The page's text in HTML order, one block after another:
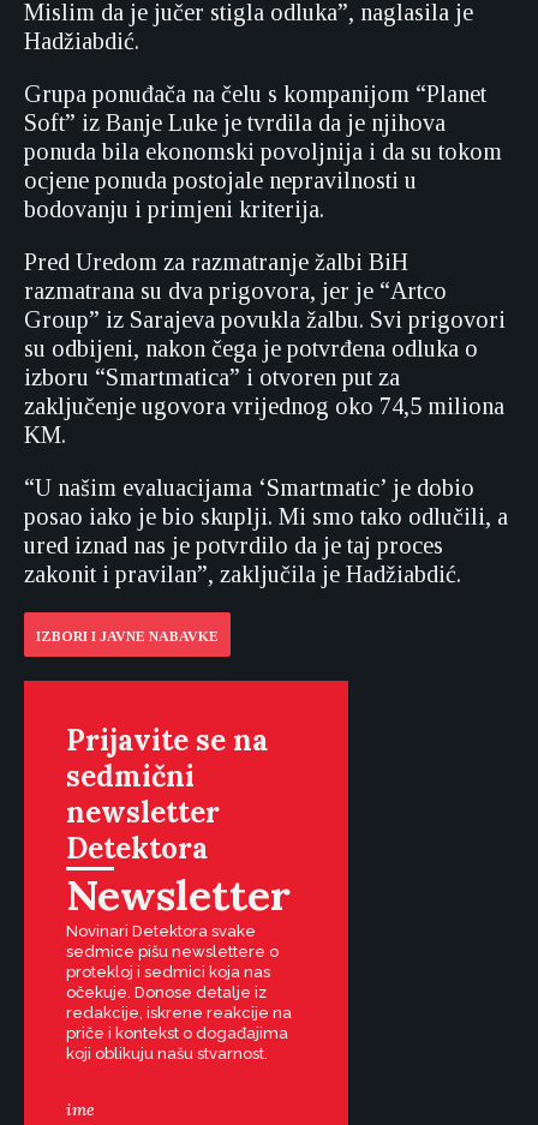
Mislim da je jučer stigla odluka”, naglasila je
Hadžiabdić.
Grupa ponuđača na čelu s kompanijom “Planet
Soft” iz Banje Luke je tvrdila da je njihova
ponuda bila ekonomski povoljnija i da su tokom
ocjene ponuda postojale nepravilnosti u
bodovanju i primjeni kriterija.
Pred Uredom za razmatranje žalbi BiH
razmatrana su dva prigovora, jer je “Artco
Group” iz Sarajeva povukla žalbu. Svi prigovori
su odbijeni, nakon čega je potvrđena odluka o
izboru “Smartmatica” i otvoren put za
zaključenje ugovora vrijednog oko 74,5 miliona
KM.
“U našim evaluacijama ‘Smartmatic’ je dobio
posao iako je bio skuplji. Mi smo tako odlučili, a
ured iznad nas je potvrdilo da je taj proces
zakonit i pravilan”, zaključila je Hadžiabdić.
IZBORI I JAVNE NABAVKE
Prijavite se na
sedmični
newsletter
Detektora
Newsletter
Novinari Detektora svake
sedmice pišu newslettere o
protekloj i sedmici koja nas
očekuje. Donose detalje iz
redakcije, iskrene reakcije na
priče i kontekst o događajima
koji oblikuju našu stvarnost.